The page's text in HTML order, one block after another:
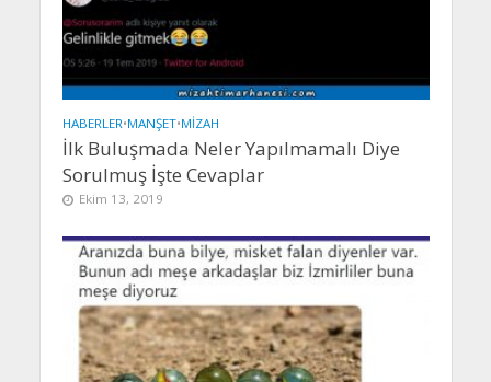
HABERLER•MANŞET•MIZAH
İlk Buluşmada Neler Yapılmamalı Diye
Sorulmuş İşte Cevaplar
Ekim 13, 2019